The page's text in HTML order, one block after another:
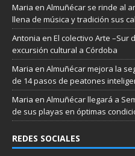
Maria en Almuñécar se rinde al
llena de música y tradición sus
Antonia en El colectivo Arte –Sur
excursión cultural a Córdoba
Maria en Almuñécar mejora la
de 14 pasos de peatones
Maria en Almuñécar llegará a
de sus playas en óptimas
REDES SOCIALES